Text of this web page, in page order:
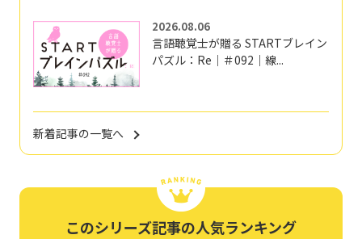
2026.08.06
言語聴覚士が贈る STARTブレイン
パズル：Re｜＃092｜線...
新着記事の一覧へ
このシリーズ記事の人気ランキング